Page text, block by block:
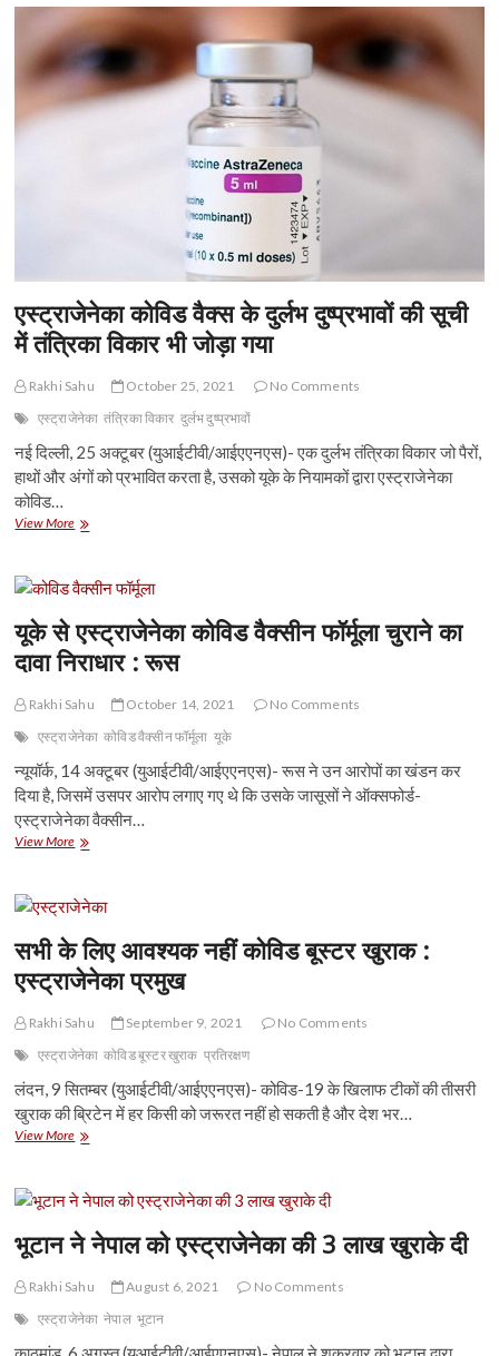
की
मोनोक्लोनल
एंटीबॉडी
उपचार
प्रणाली
को
एस्ट्राजेनेका कोविड वैक्स के दुर्लभ दुष्प्रभावों की सूची
में तंत्रिका विकार भी जोड़ा गया
Rakhi Sahu October 25, 2021
No Comments
एस्ट्राजेनेका तंत्रिका विकार दुर्लभ दुष्प्रभावों
नई दिल्ली, 25 अक्टूबर (युआईटीवी/आईएएनएस)- एक दुर्लभ तंत्रिका विकार जो पैरों,
हाथों और अंगों को प्रभावित करता है, उसको यूके के नियामकों द्वारा एस्ट्राजेनेका
कोविड…
View Moreएस्ट्राजेनेका
के
दुष्प्रभावों
की
सूची
तंत्रिका
भी
जोड़ा
गया
यूके से एस्ट्राजेनेका कोविड वैक्सीन फॉर्मूला चुराने का
दावा निराधार : रूस
Rakhi Sahu October 14, 2021
No Comments
एस्ट्राजेनेका कोविड वैक्सीन फॉर्मूला यूके
न्यूयॉर्क, 14 अक्टूबर (युआईटीवी/आईएएनएस)- रूस ने उन आरोपों का खंडन कर
दिया है, जिसमें उसपर आरोप लगाए गए थे कि उसके जासूसों ने ऑक्सफोर्ड-
एस्ट्राजेनेका वैक्सीन…
View Moreयूके
कोविड
फॉर्मूला
चुराने
का
निराधार
रूस
सभी के लिए आवश्यक नहीं कोविड बूस्टर खुराक :
एस्ट्राजेनेका प्रमुख
Rakhi Sahu September 9, 2021
No Comments
एस्ट्राजेनेका कोविड बूस्टर खुराक प्रतिरक्षण
लंदन, 9 सितम्बर (युआईटीवी/आईएएनएस)- कोविड-19 के खिलाफ टीकों की तीसरी
खुराक की ब्रिटेन में हर किसी को जरूरत नहीं हो सकती है और देश भर…
View Moreसभी
आवश्यक
कोविड
बूस्टर
:
एस्ट्राजेनेका
भूटान ने नेपाल को एस्ट्राजेनेका की 3 लाख खुराके दी
Rakhi Sahu August 6, 2021
No Comments
एस्ट्राजेनेका नेपाल भूटान